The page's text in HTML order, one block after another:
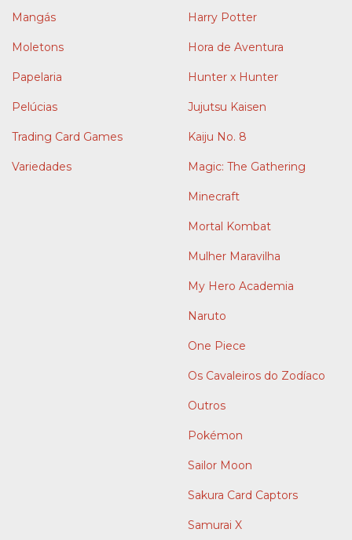
Mangás
Moletons
Papelaria
Pelúcias
Trading Card Games
Variedades
Harry Potter
Hora de Aventura
Hunter x Hunter
Jujutsu Kaisen
Kaiju No. 8
Magic: The Gathering
Minecraft
Mortal Kombat
Mulher Maravilha
My Hero Academia
Naruto
One Piece
Os Cavaleiros do Zodíaco
Outros
Pokémon
Sailor Moon
Sakura Card Captors
Samurai X